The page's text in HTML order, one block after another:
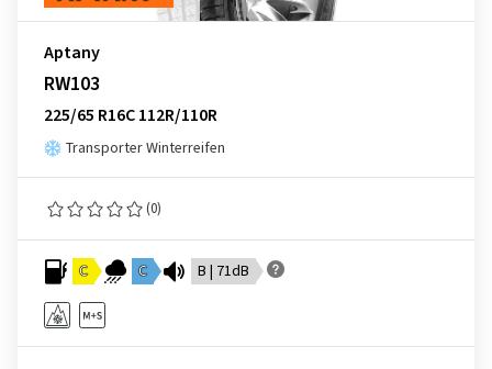
Aptany
RW103
225/65 R16C 112R/110R
Transporter Winterreifen
(0)
C C B | 71dB